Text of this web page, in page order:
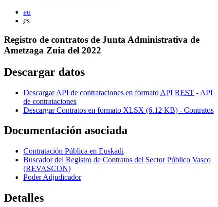
eu
es
Registro de contratos de Junta Administrativa de
Ametzaga Zuia del 2022
Descargar datos
Descargar API de contrataciones en formato API REST - API
de contrataciones
Descargar Contratos en formato XLSX (6.12 KB) - Contratos
Documentación asociada
Contratación Pública en Euskadi
Buscador del Registro de Contratos del Sector Público Vasco
(REVASCON)
Poder Adjudicador
Detalles